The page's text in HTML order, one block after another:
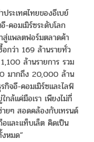
ะเทศไทยของอีเบย์
-คอมเมิร์ซระดับโลก
สู่แพลตฟอร์มตลาดค้า
กว่า 169 ล้านรายทั่ว
ล้านรายการ รวม
มากถึง 20,000 ล้าน
กิจอี-คอมเมิร์ซและไลฟ์
ล้แค่มือเรา เพียงไม่กี่
ายๆ สอดคล้องกับเทรนด์
และแท็บเล็ต คิดเป็น
หมด”